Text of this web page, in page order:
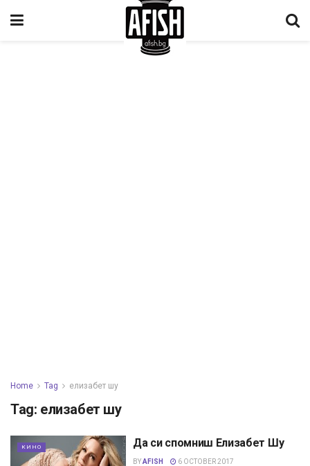
Home Tag елизабет шу
Tag: елизабет шу
КИНО Да си спомниш Елизабет Шу
BYAFISH 6 OCTOBER 2017